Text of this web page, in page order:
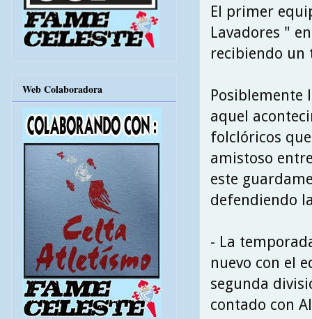
El primer
Lavadores "
recibiendo un
Posiblemente
aquel
folclóricos
amistoso
este
defendiendo
- La
nuevo con el
segunda
contado con
Web Colaboradora